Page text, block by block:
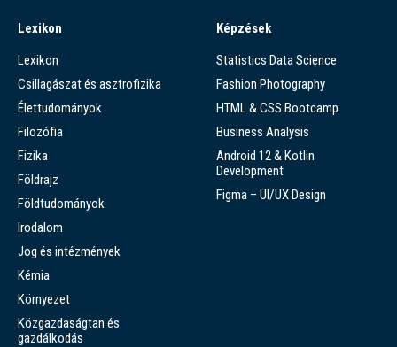
Lexikon
Lexikon
Csillagászat és asztrofizika
Élettudományok
Filozófia
Fizika
Földrajz
Földtudományok
Irodalom
Jog és intézmények
Kémia
Környezet
Közgazdaságtan és
gazdálkodás
Képzések
Statistics Data Science
Fashion Photography
HTML & CSS Bootcamp
Business Analysis
Android 12 & Kotlin
Development
Figma – UI/UX Design